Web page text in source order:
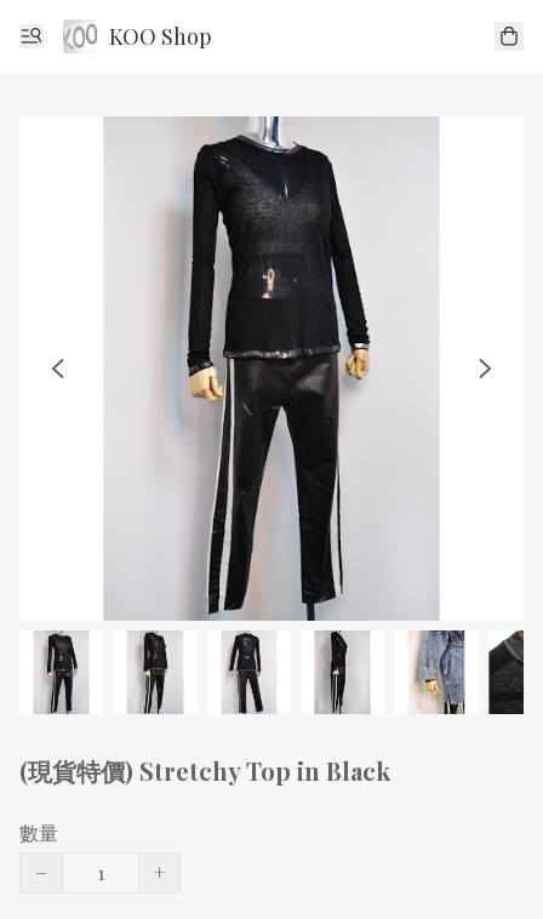
KOO Shop
(現貨特價) Stretchy Top in Black
數量
−
+